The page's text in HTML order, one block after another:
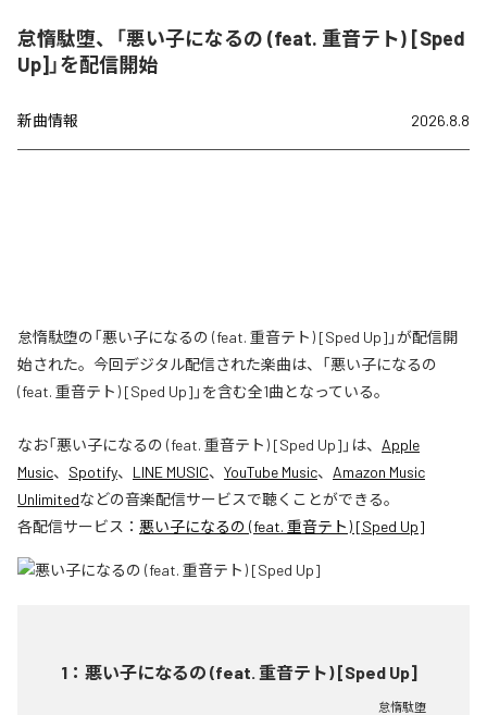
怠惰駄堕、「悪い子になるの (feat. 重音テト) [Sped
Up]」を配信開始
新曲情報 2026.8.8
怠惰駄堕の「悪い子になるの (feat. 重音テト) [Sped Up]」が配信開
始された。今回デジタル配信された楽曲は、「悪い子になるの
(feat. 重音テト) [Sped Up]」を含む全1曲となっている。
なお「悪い子になるの (feat. 重音テト) [Sped Up] 」は、 Apple
Music、 Spotify、 LINE MUSIC、 YouTube Music、 Amazon Music
Unlimitedなどの音楽配信サービスで聴くことができる。
各配信サービス： 悪い子になるの (feat. 重音テト) [Sped Up]
1 ： 悪い子になるの (feat. 重音テト) [Sped Up]
怠惰駄堕